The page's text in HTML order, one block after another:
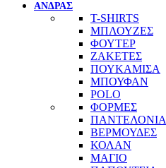
ΑΝΔΡΑΣ
T-SHIRTS
ΜΠΛΟΥΖΕΣ
ΦΟΥΤΕΡ
ΖΑΚΕΤΕΣ
ΠΟΥΚΑΜΙΣΑ
ΜΠΟΥΦΑΝ
POLO
ΦΟΡΜΕΣ
ΠΑΝΤΕΛΟΝΙΑ
ΒΕΡΜΟΥΔΕΣ
ΚΟΛΑΝ
ΜΑΓΙΟ